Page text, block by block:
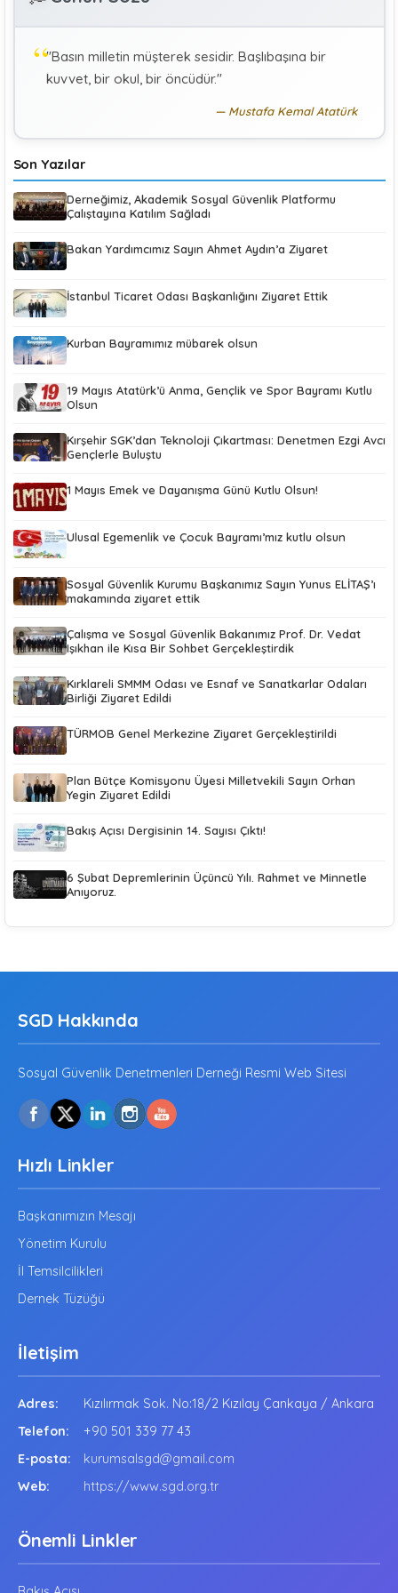
K KÜBRA KOÇ
Uluslararası Sosyal Politika Bağlamında İkili Sosyal
"Basın milletin müşterek sesidir. Başlıbaşına bir
kuvvet, bir okul, bir öncüdür."
Mustafa Kemal Atatürk
Son Yazılar
Derneğimiz, Akademik Sosyal Güvenlik Platformu
Çalıştayına Katılım Sağladı
Bakan Yardımcımız Sayın Ahmet Aydın’a Ziyaret
İstanbul Ticaret Odası Başkanlığını Ziyaret Ettik
Kurban Bayramımız mübarek olsun
19 Mayıs Atatürk’ü Anma, Gençlik ve Spor Bayramı Kutlu
Olsun
Kırşehir SGK’dan Teknoloji Çıkartması: Denetmen Ezgi Avcı
Gençlerle Buluştu
1 Mayıs Emek ve Dayanışma Günü Kutlu Olsun!
Ulusal Egemenlik ve Çocuk Bayramı’mız kutlu olsun
Sosyal Güvenlik Kurumu Başkanımız Sayın Yunus ELİTAŞ’ı
makamında ziyaret ettik
Çalışma ve Sosyal Güvenlik Bakanımız Prof. Dr. Vedat
Işıkhan ile Kısa Bir Sohbet Gerçekleştirdik
Kırklareli SMMM Odası ve Esnaf ve Sanatkarlar Odaları
Birliği Ziyaret Edildi
TÜRMOB Genel Merkezine Ziyaret Gerçekleştirildi
Plan Bütçe Komisyonu Üyesi Milletvekili Sayın Orhan
Yegin Ziyaret Edildi
Bakış Açısı Dergisinin 14. Sayısı Çıktı!
6 Şubat Depremlerinin Üçüncü Yılı. Rahmet ve Minnetle
Anıyoruz.
SGD Hakkında
Sosyal Güvenlik Denetmenleri Derneği Resmi Web Sitesi
Hızlı Linkler
Başkanımızın Mesajı
Yönetim Kurulu
İl Temsilcilikleri
Dernek Tüzüğü
İletişim
Adres:
Kızılırmak Sok. No:18/2 Kızılay Çankaya / Ankara
Telefon:
+90 501 339 77 43
E-posta:
kurumsalsgd@gmail.com
Web:
https://www.sgd.org.tr
Önemli Linkler